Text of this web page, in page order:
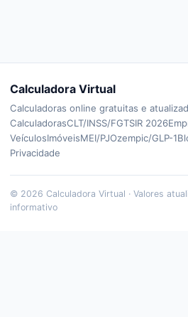
Calculadora Virtual
Calculadoras online gratuitas e
CalculadorasCLT/INSS/FGTSIR 2026
VeículosImóveisMEI/PJOzempic/GLP-1
Privacidade
© 2026 Calculadora Virtual · Valores
informativo